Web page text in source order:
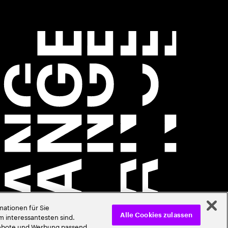
für Sie
interessantesten sind.
und Werbung passend
Alle Cookies zulassen